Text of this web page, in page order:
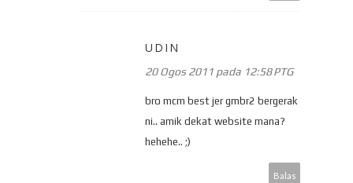
UDIN
20 Ogos 2011 pada 12:58 PTG
bro mcm best jer gmbr2 bergerak
ni.. amik dekat website mana?
hehehe.. ;)
Balas